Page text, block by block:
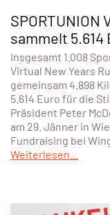
SPORTUNION
sammelt
Insgesamt 1.008
Virtual New Years
gemeinsam 4.898
5.614 Euro für die
Präsident Peter
am 29. Jänner in
Fundraising bei
Weiterlesen...